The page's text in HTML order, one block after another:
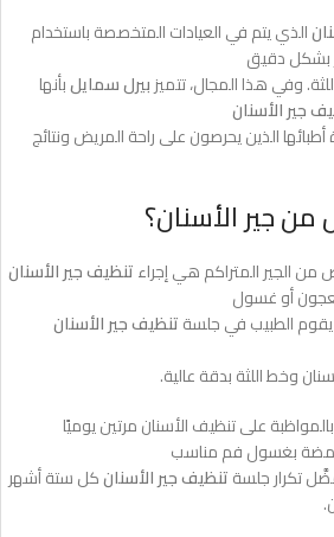
الذي يتم في العيادات المتخصصة باستخدام
بشكل دقيق
وفي هذا المجال، تتميزبيرل سمايلبأنها
جير الأسنان
الذين يحرصون على راحة المريض ونتائج
جير الأسنان؟
من الجير المتراكم هي إجراءتنظيف جير الأسنان
أو غسول
الطبيب في جلسةتنظيف جير الأسنان
وخط اللثة بدقة عالية.
على تنظيف الأسنان مرتين يوميًا
بغسول فم مناسب
تكرار جلسةتنظيف جير الأسنانكل ستة أشهر